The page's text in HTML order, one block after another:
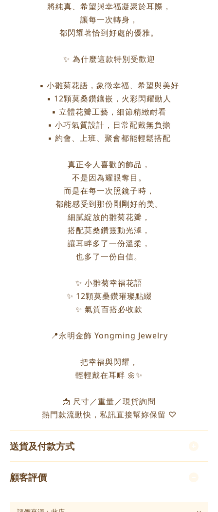
將純真、希望與幸福凝聚於耳際，
讓每一次轉身，
都閃耀著恰到好處的優雅。
✨ 為什麼這款特別受歡迎
▪ 小雛菊花語，象徵幸福、希望與美好
▪ 12顆莫桑鑽鑲嵌，火彩閃耀動人
▪ 立體花瓣工藝，細節精緻耐看
▪ 小巧氣質設計，日常配戴無負擔
▪ 約會、上班、聚會都能輕鬆搭配
真正令人喜歡的飾品，
不是因為耀眼奪目。
而是在每一次照鏡子時，
都能感受到那份剛剛好的美。
細膩綻放的雛菊花瓣，
搭配莫桑鑽靈動光澤，
讓耳畔多了一份溫柔，
也多了一份自信。
✨ 小雛菊幸福花語
✨ 12顆莫桑鑽璀璨點綴
✨ 氣質百搭必收款
📍永明金飾 Yongming Jewelry
把幸福與閃耀，
輕輕戴在耳畔 🌼✨
📩 尺寸／重量／現貨詢問
熱門款流動快，私訊直接幫妳保留 ♡
送貨及付款方式
顧客評價